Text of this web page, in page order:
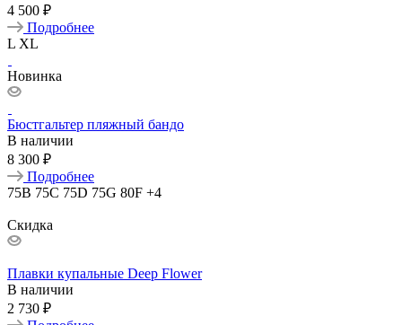
4 500 ₽
Подробнее
L XL
Новинка
Бюстгальтер пляжный бандо
В наличии
8 300 ₽
Подробнее
75B 75C 75D 75G 80F +4
Скидка
Плавки купальные Deep Flower
В наличии
2 730 ₽